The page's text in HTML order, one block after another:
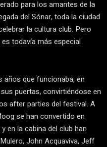
para los amantes de la
del Sónar, toda la ciudad
la cultura club. Pero
todavía más especial
años que funcionaba, en
puertas, convirtiéndose en
after parties del festival. A
se han convertido en
en la cabina del club han
John Acquaviva, Jeff